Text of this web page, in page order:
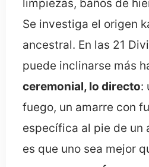
limpiezas, baños de
Se investiga el origen
ancestral. En las 21
puede inclinarse más
ceremonial, lo directo:
fuego, un amarre con
específica al pie de un
es que uno sea mejor